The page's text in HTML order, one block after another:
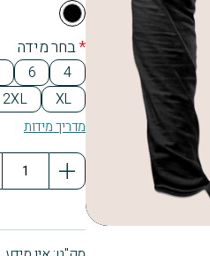
Bla
ck
*בחר מידה
4
6
XL
2XL
מדריך מידות
כמות
של
ארוכה,